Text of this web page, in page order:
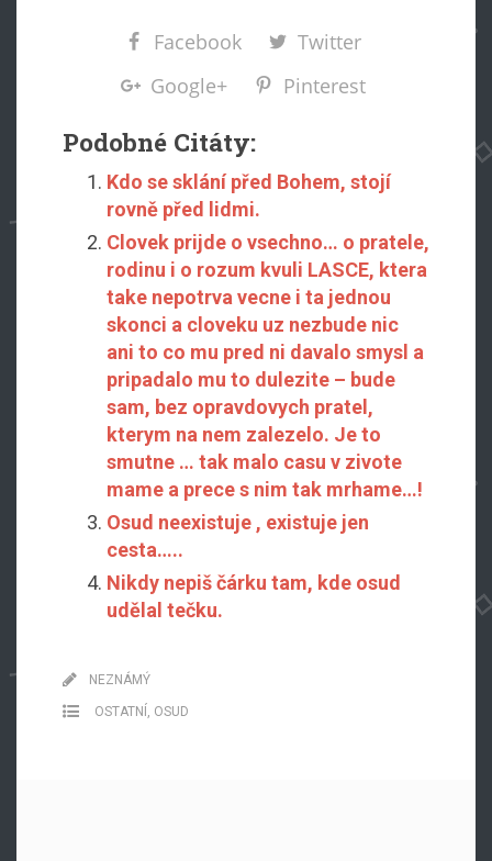
Facebook
Twitter
Google+
Pinterest
Podobné Citáty:
Kdo se sklání před Bohem, stojí
rovně před lidmi.
Clovek prijde o vsechno… o pratele,
rodinu i o rozum kvuli LASCE, ktera
take nepotrva vecne i ta jednou
skonci a cloveku uz nezbude nic
ani to co mu pred ni davalo smysl a
pripadalo mu to dulezite – bude
sam, bez opravdovych pratel,
kterym na nem zalezelo. Je to
smutne … tak malo casu v zivote
mame a prece s nim tak mrhame…!
Osud neexistuje , existuje jen
cesta…..
Nikdy nepiš čárku tam, kde osud
udělal tečku.
NEZNÁMÝ
OSTATNÍ OSUD